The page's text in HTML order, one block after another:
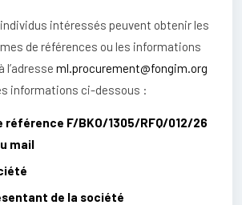
intéressés peuvent obtenir les
de références ou les informations
l’adresse ml.procurement@fongim.org
informations ci-dessous :
référence F/BKO/1305/RFQ/012/26
mail
de la société